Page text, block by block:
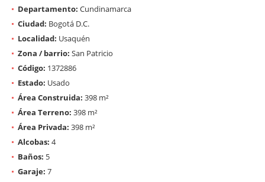
Departamento: Cundinamarca
Ciudad: Bogotá D.C.
Localidad: Usaquén
Zona / barrio: San Patricio
Código: 1372886
Estado: Usado
Área Construida: 398 m²
Área Terreno: 398 m²
Área Privada: 398 m²
Alcobas: 4
Baños: 5
Garaje: 7